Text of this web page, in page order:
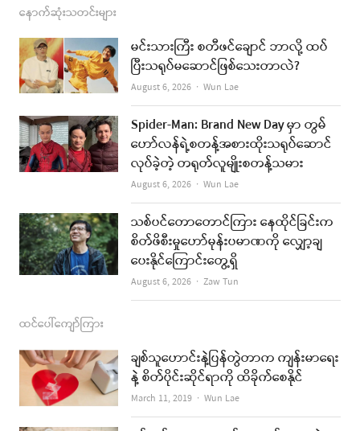
c
e
b
o
o
k
s
t
a
g
r
a
m
s
t
u
b
e
i
l
နောက်ဆုံးသတင်းများ
မင်းသားကြီး စတီဖင်ချောင် ဘာလို့ ထပ်
ပြီးသရုပ်မဆောင်ဖြစ်သေးတာလဲ?
August 6, 2026 Author
Wun Lae
Spider-Man: Brand New Day မှာ တွမ်
ဟော်လန်ရဲ့စတန့်အစားထိုးသရုပ်ဆောင်
လုပ်ခဲ့တဲ့ တရုတ်လူမျိုးစတန့်သမား
August 6, 2026 Author
Wun Lae
သစ်ပင်တောတောင်ကြား နေထိုင်ခြင်းက
စိတ်ဖိစီးမှုဟော်မုန်းပမာဏကို လျှော့ချ
ပေးနိုင်ကြောင်းတွေ့ရှိ
August 6, 2026 Author
Zaw Tun
ထင်ပေါ်ကျော်ကြား
ချစ်သူဟောင်းနဲ့ပြန်တွဲတာက ကျန်းမာရေး
နဲ့ စိတ်ပိုင်းဆိုင်ရာကို ထိခိုက်စေနိုင်
March 11, 2019 Author
Wun Lae